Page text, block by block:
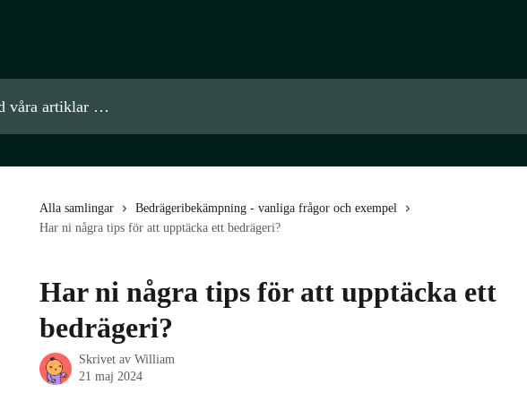
…
Alla samlingar
Bedrägeribekämpning - vanliga frågor och exempel
Har ni några tips för att upptäcka ett bedrägeri?
Har ni några tips för att upptäcka ett
bedrägeri?
Skrivet av William
21 maj 2024